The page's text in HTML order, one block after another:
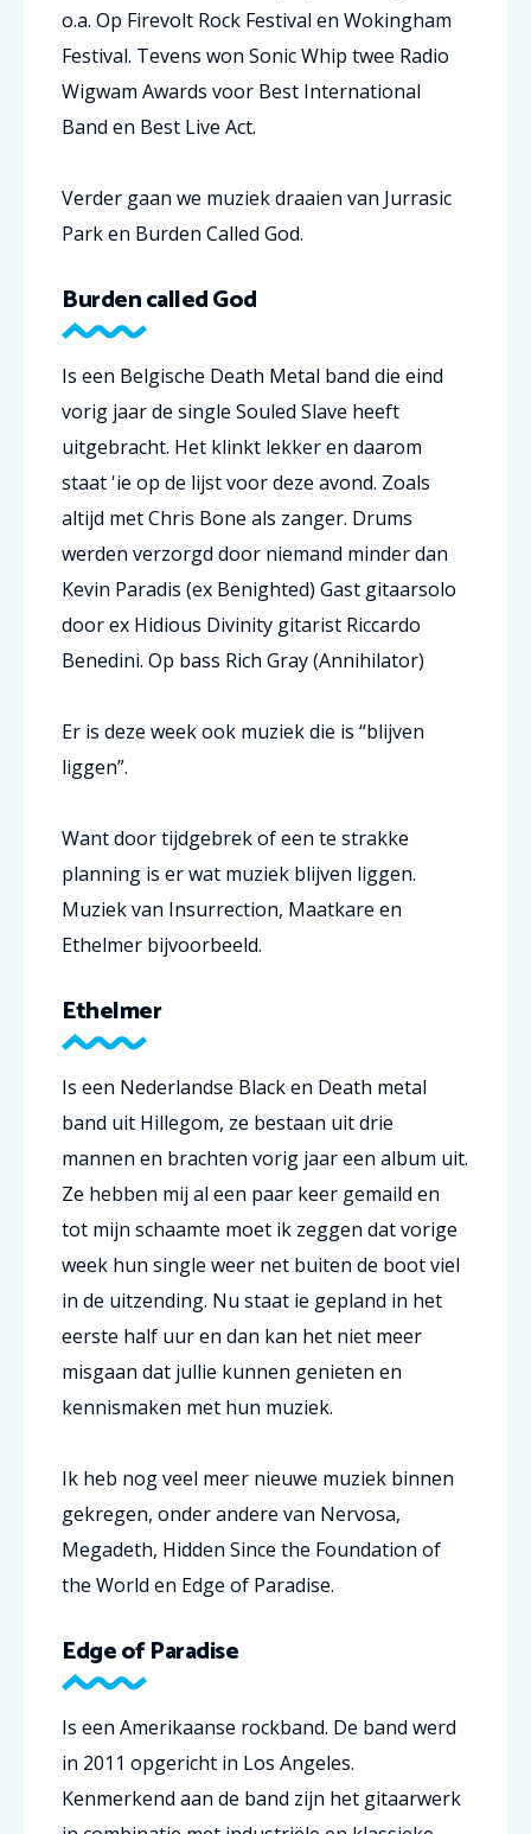
o.a. Op Firevolt Rock Festival en Wokingham
Festival. Tevens won Sonic Whip twee Radio
Wigwam Awards voor Best International
Band en Best Live Act.
Verder gaan we muziek draaien van Jurrasic
Park en Burden Called God.
Burden called God
Is een Belgische Death Metal band die eind
vorig jaar de single Souled Slave heeft
uitgebracht. Het klinkt lekker en daarom
staat 'ie op de lijst voor deze avond. Zoals
altijd met Chris Bone als zanger. Drums
werden verzorgd door niemand minder dan
Kevin Paradis (ex Benighted) Gast gitaarsolo
door ex Hidious Divinity gitarist Riccardo
Benedini. Op bass Rich Gray (Annihilator)
Er is deze week ook muziek die is “blijven
liggen”.
Want door tijdgebrek of een te strakke
planning is er wat muziek blijven liggen.
Muziek van Insurrection, Maatkare en
Ethelmer bijvoorbeeld.
Ethelmer
Is een Nederlandse Black en Death metal
band uit Hillegom, ze bestaan uit drie
mannen en brachten vorig jaar een album uit.
Ze hebben mij al een paar keer gemaild en
tot mijn schaamte moet ik zeggen dat vorige
week hun single weer net buiten de boot viel
in de uitzending. Nu staat ie gepland in het
eerste half uur en dan kan het niet meer
misgaan dat jullie kunnen genieten en
kennismaken met hun muziek.
Ik heb nog veel meer nieuwe muziek binnen
gekregen, onder andere van Nervosa,
Megadeth, Hidden Since the Foundation of
the World en Edge of Paradise.
Edge of Paradise
Is een Amerikaanse rockband. De band werd
in 2011 opgericht in Los Angeles.
Kenmerkend aan de band zijn het gitaarwerk